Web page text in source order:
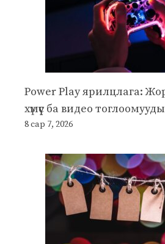
Power Play ярилцлага:
хүмүүс ба видео
8 сар 7, 2026